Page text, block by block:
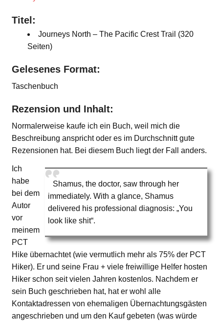
Titel:
Journeys North – The Pacific Crest Trail (320
Seiten)
Gelesenes Format:
Taschenbuch
Rezension und Inhalt:
Normalerweise kaufe ich ein Buch, weil mich die
Beschreibung anspricht oder es im Durchschnitt gute
Rezensionen hat. Bei diesem Buch liegt der Fall anders.
Shamus, the doctor, saw through her
immediately. With a glance, Shamus
delivered his professional diagnosis: „You
look like shit“.
Ich
habe
bei dem
Autor
vor
meinem
PCT
Hike übernachtet (wie vermutlich mehr als 75% der PCT
Hiker). Er und seine Frau + viele freiwillige Helfer hosten
Hiker schon seit vielen Jahren kostenlos. Nachdem er
sein Buch geschrieben hat, hat er wohl alle
Kontaktadressen von ehemaligen Übernachtungsgästen
angeschrieben und um den Kauf gebeten (was würde